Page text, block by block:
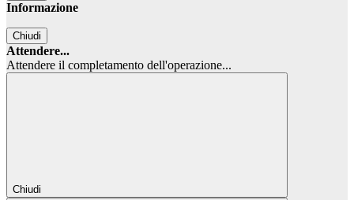
Informazione
Chiudi
Attendere...
Attendere il completamento dell'operazione...
Chiudi